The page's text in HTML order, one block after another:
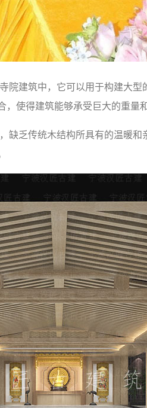
院建筑中，它可以用于构建大
使得建筑能够承受巨大的重量
缺乏传统木结构所具有的温暖